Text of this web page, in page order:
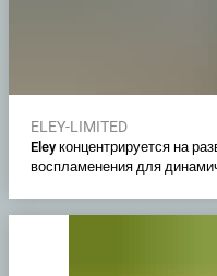
ELEY-LIMITED
Eley концентрируется на
воспламенения для